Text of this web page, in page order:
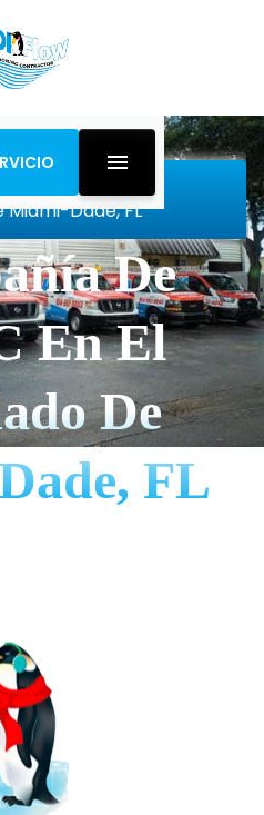
Miami-Dade, FL
De
En El
De
FL